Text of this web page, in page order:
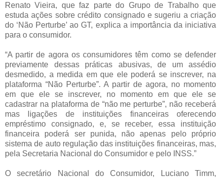
Renato Vieira, que faz parte do Grupo de Trabalho que
estuda ações sobre crédito consignado e sugeriu a criação
do ‘Não Perturbe’ ao GT, explica a importância da iniciativa
para o consumidor.
“A partir de agora os consumidores têm como se defender
previamente dessas práticas abusivas, de um assédio
desmedido, a medida em que ele poderá se inscrever, na
plataforma “Não Perturbe”. A partir de agora, no momento
em que ele se inscrever, no momento em que ele se
cadastrar na plataforma de “não me perturbe”, não receberá
mas ligações de instituições financeiras oferecendo
empréstimo consignado, e, se receber, essa instituição
financeira poderá ser punida, não apenas pelo próprio
sistema de auto regulação das instituições financeiras, mas,
pela Secretaria Nacional do Consumidor e pelo INSS.”
O secretário Nacional do Consumidor, Luciano Timm,